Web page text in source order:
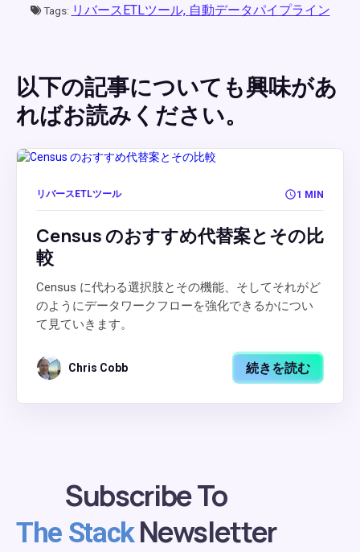
Tags: リバースETLツール, 自動データパイプライン
以下の記事についても興味があ
ればお読みください。
リバースETLツール 1 MIN
Census のおすすめ代替案とその比
較
Census に代わる選択肢とその機能、そしてそれがど
のようにデータワークフローを強化できるかについ
て見ていきます。
Chris Cobb 続きを読む
Subscribe To
The StackNewsletter